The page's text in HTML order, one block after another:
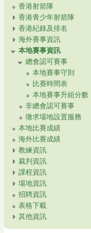
香港射箭隊
香港青少年射箭隊
香港紀錄及排名
海外賽事資訊
本地賽事資訊
總會認可賽事
本地賽事守則
比賽時間表
本地賽事升組分數
非總會認可賽事
徵求場地設置服務
本地比賽成績
海外比賽成績
教練資訊
裁判資訊
課程資訊
場地資訊
招聘資訊
表格下載
其他資訊